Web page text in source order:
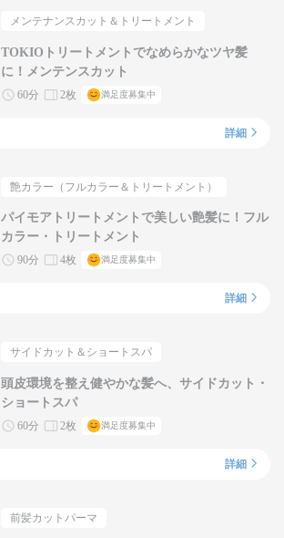
メンテナンスカット＆トリートメント
TOKIOトリートメントでなめらかなツヤ髪
に！メンテンスカット
60分 2枚 満足度募集中
詳細
艶カラー（フルカラー＆トリートメント）
パイモアトリートメントで美しい艶髪に！フル
カラー・トリートメント
90分 4枚 満足度募集中
詳細
サイドカット＆ショートスパ
頭皮環境を整え健やかな髪へ、サイドカット・
ショートスパ
60分 2枚 満足度募集中
詳細
前髪カットパーマ